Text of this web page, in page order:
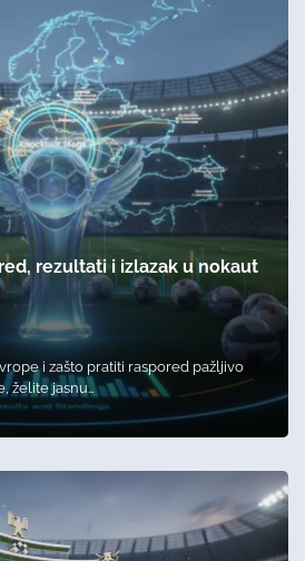
rezultati i izlazak u nokaut
i zašto pratiti raspored pažljivo
želite jasnu…